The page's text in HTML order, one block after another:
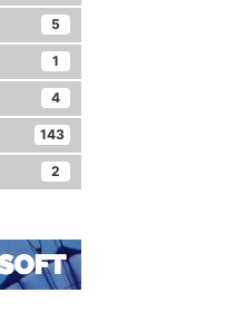
5
1
4
143
2